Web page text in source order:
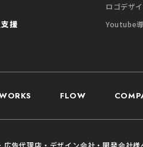
ロゴデザ
援 Youtube
FLOW
広告代理店・デザイン会社・開発会社様